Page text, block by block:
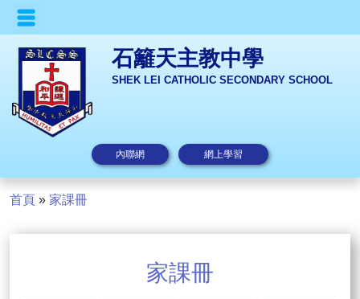
石籬天主教中學
SHEK LEI CATHOLIC SECONDARY SCHOOL
內聯網 網上學習
首頁 » 家課冊
家課冊